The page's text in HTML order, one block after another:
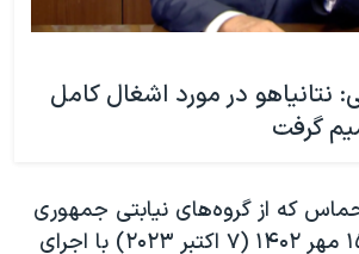
نتانیاهو در مورد اشغال کامل
گرفت
که از گروه‌های نیابتی جمهوری
اسلامی است، روز ۱۵ مهر ۱۴۰۲ (۷ اکتبر ۲۰۲۳) با اجرای